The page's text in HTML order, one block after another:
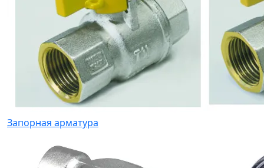
Запорная арматура